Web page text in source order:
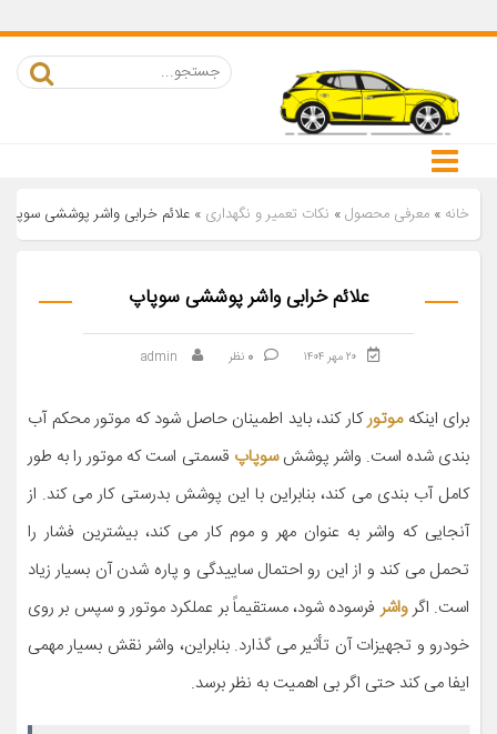
خانه » معرفی محصول» نکات تعمیر و نگهداری » علائم خرابی واشر پوششی سوپاپ
علائم خرابی واشر پوششی سوپاپ
۲۰ مهر ۱۴۰۴ 0 نظر
برای اینکهموتورکار کند، باید اطمینان حاصل شود که موتور محکم آب
بندی شده است. واشر پوششسوپاپ قسمتی است که موتور را به طور
کامل آب بندی می کند، بنابراین با این پوشش بدرستی کار می کند. از
آنجایی که واشر به عنوان مهر و موم کار می کند، بیشترین فشار را
تحمل می کند و از این رو احتمال ساییدگی و پاره شدن آن بسیار زیاد
است. اگرواشرفرسوده شود، مستقیماً بر عملکرد موتور و سپس بر روی
خودرو و تجهیزات آن تأثیر می گذارد. بنابراین، واشر نقش بسیار مهمی
ایفا می کند حتی اگر بی اهمیت به نظر برسد.